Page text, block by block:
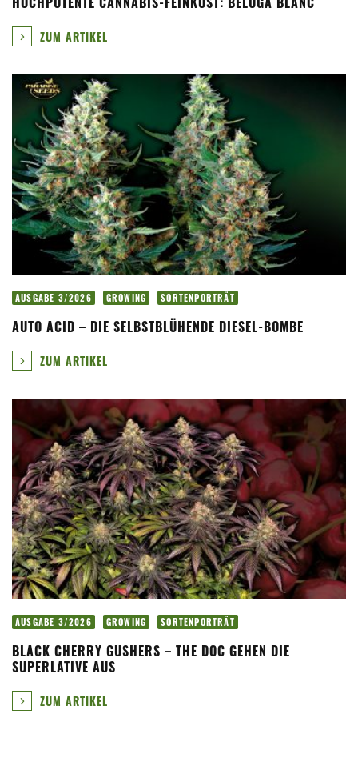
ZUM ARTIKEL
AUSGABE 3/2026 GROWING SORTENPORTRÄT
AUTO ACID – DIE SELBSTBLÜHENDE DIESEL-BOMBE
ZUM ARTIKEL
AUSGABE 3/2026 GROWING SORTENPORTRÄT
BLACK CHERRY GUSHERS – THE DOC GEHEN DIE
SUPERLATIVE AUS
ZUM ARTIKEL